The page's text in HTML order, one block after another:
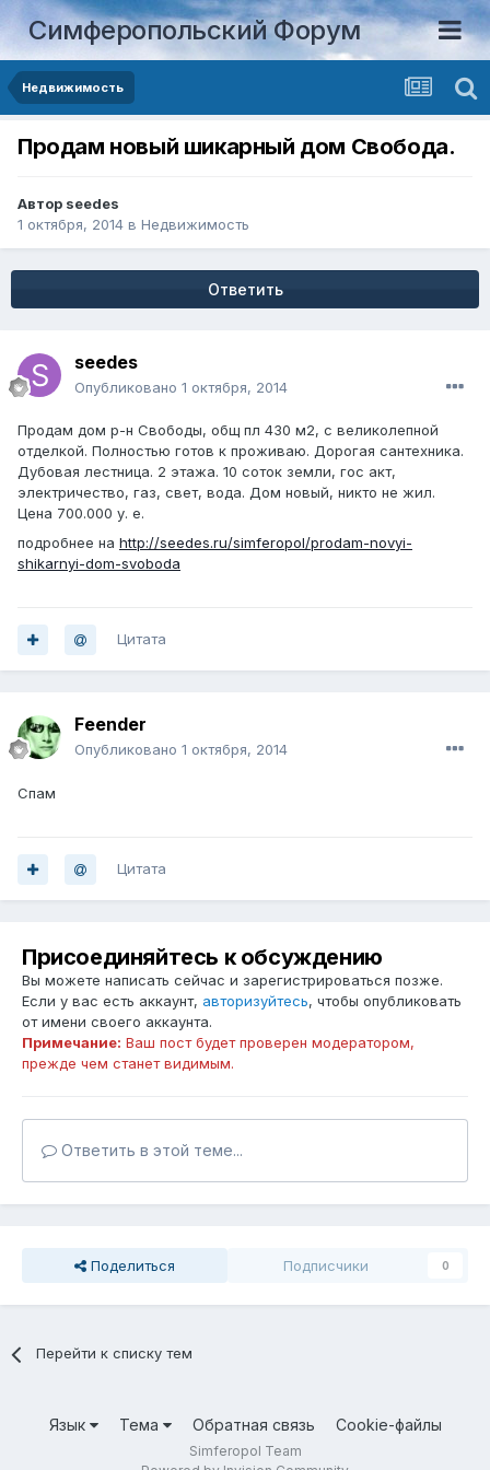
Симферопольский Форум
Недвижимость
Продам новый шикарный дом Свобода.
Автор seedes
1 октября, 2014 в Недвижимость
Ответить
seedes
Опубликовано 1 октября, 2014
Продам дом р-н Свободы, общ пл 430 м2, с великолепной
отделкой. Полностью готов к проживаю. Дорогая сантехника.
Дубовая лестница. 2 этажа. 10 соток земли, гос акт,
электричество, газ, свет, вода. Дом новый, никто не жил.
Цена 700.000 у. е.
подробнее на http://seedes.ru/simferopol/prodam-novyi-
shikarnyi-dom-svoboda
Цитата
Feender
Опубликовано 1 октября, 2014
Спам
Цитата
Присоединяйтесь к обсуждению
Вы можете написать сейчас и зарегистрироваться позже.
Если у вас есть аккаунт, авторизуйтесь, чтобы опубликовать
от имени своего аккаунта.
Примечание: Ваш пост будет проверен модератором,
прежде чем станет видимым.
Ответить в этой теме...
Поделиться Подписчики 0
Перейти к списку тем
Язык Тема Обратная связь Cookie-файлы
Simferopol Team